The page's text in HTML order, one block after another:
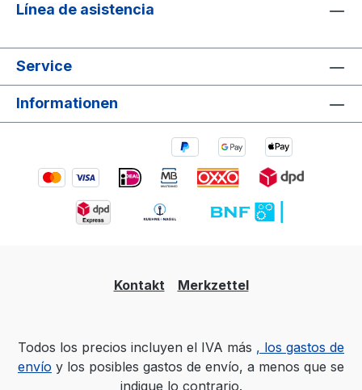
Línea de asistencia
Service
Informationen
Kontakt Merkzettel
Todos los precios incluyen el IVA más , los gastos de
envío y los posibles gastos de envío, a menos que se
indique lo contrario.